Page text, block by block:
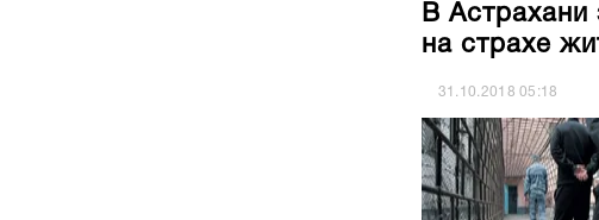
В Астрахани
на страхе
31.10.201805:18